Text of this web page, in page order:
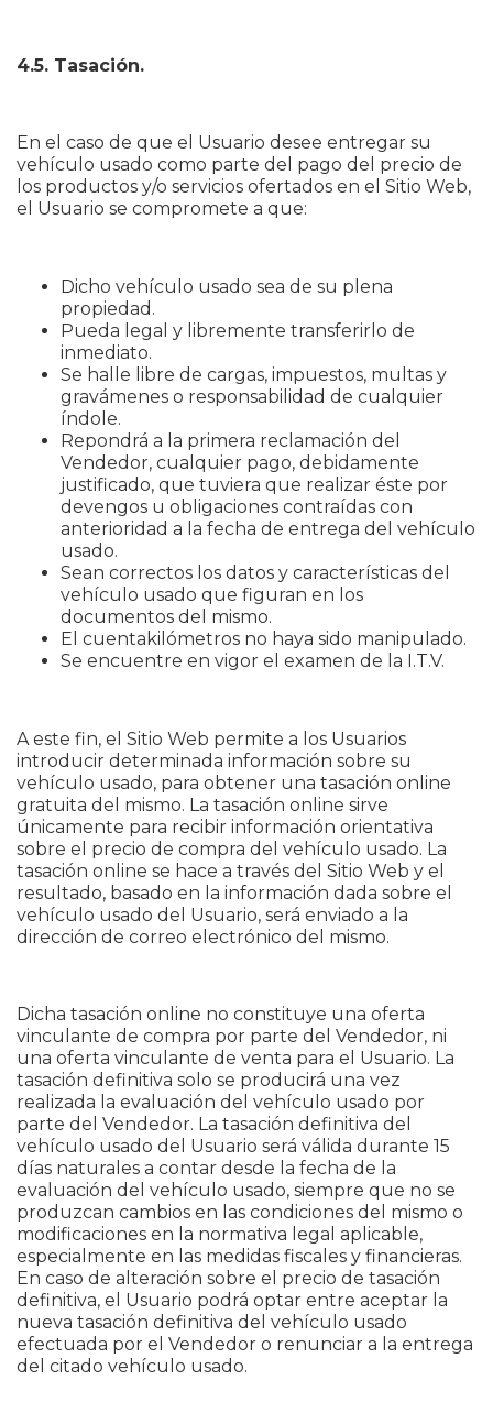
4.5. Tasación.
En el caso de que el Usuario desee entregar su
vehículo usado como parte del pago del precio de
los productos y/o servicios ofertados en el Sitio Web,
el Usuario se compromete a que:
Dicho vehículo usado sea de su plena
propiedad.
Pueda legal y libremente transferirlo de
inmediato.
Se halle libre de cargas, impuestos, multas y
gravámenes o responsabilidad de cualquier
índole.
Repondrá a la primera reclamación del
Vendedor, cualquier pago, debidamente
justificado, que tuviera que realizar éste por
devengos u obligaciones contraídas con
anterioridad a la fecha de entrega del vehículo
usado.
Sean correctos los datos y características del
vehículo usado que figuran en los
documentos del mismo.
El cuentakilómetros no haya sido manipulado.
Se encuentre en vigor el examen de la I.T.V.
A este fin, el Sitio Web permite a los Usuarios
introducir determinada información sobre su
vehículo usado, para obtener una tasación online
gratuita del mismo. La tasación online sirve
únicamente para recibir información orientativa
sobre el precio de compra del vehículo usado. La
tasación online se hace a través del Sitio Web y el
resultado, basado en la información dada sobre el
vehículo usado del Usuario, será enviado a la
dirección de correo electrónico del mismo.
Dicha tasación online no constituye una oferta
vinculante de compra por parte del Vendedor, ni
una oferta vinculante de venta para el Usuario. La
tasación definitiva solo se producirá una vez
realizada la evaluación del vehículo usado por
parte del Vendedor. La tasación definitiva del
vehículo usado del Usuario será válida durante 15
días naturales a contar desde la fecha de la
evaluación del vehículo usado, siempre que no se
produzcan cambios en las condiciones del mismo o
modificaciones en la normativa legal aplicable,
especialmente en las medidas fiscales y financieras.
En caso de alteración sobre el precio de tasación
definitiva, el Usuario podrá optar entre aceptar la
nueva tasación definitiva del vehículo usado
efectuada por el Vendedor o renunciar a la entrega
del citado vehículo usado.